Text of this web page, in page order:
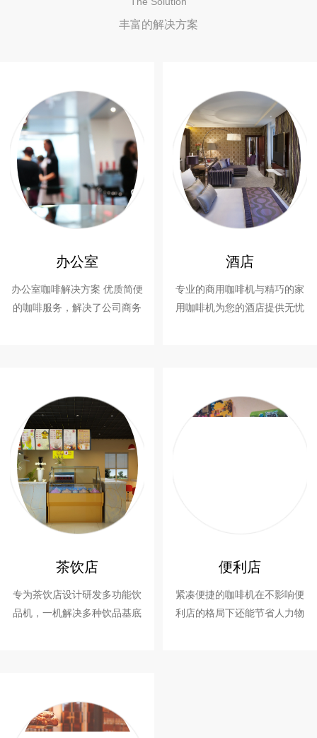
丰富的解决方案
办公室
办公室咖啡解决方案 优质简便
的咖啡服务，解决了公司商务
酒店
专业的商用咖啡机与精巧的家
用咖啡机为您的酒店提供无忧
茶饮店
专为茶饮店设计研发多功能饮
品机，一机解决多种饮品基底
便利店
紧凑便捷的咖啡机在不影响便
利店的格局下还能节省人力物